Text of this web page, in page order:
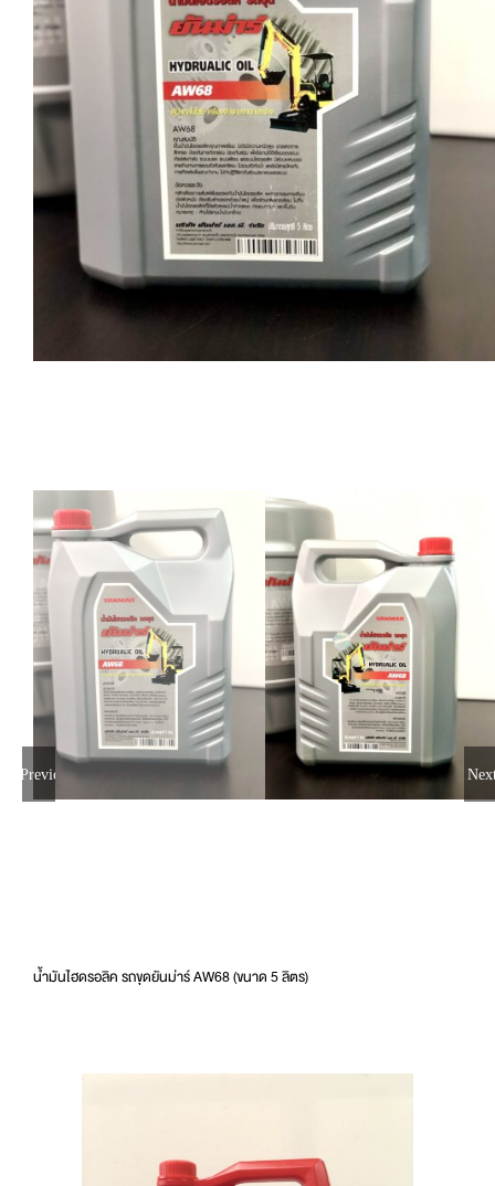
Previous
น้ำมันไฮดรอลิค รถขุดยันม่าร์ AW68 (ขนาด 5 ลิตร)